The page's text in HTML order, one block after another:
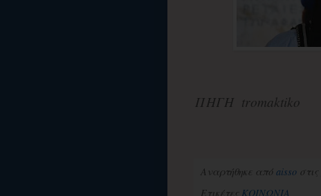
ΠΗΓΗ tromaktiko
Αναρτήθηκε από aisso στις
Ετικέτες ΚΟΙΝΩΝΙΑ